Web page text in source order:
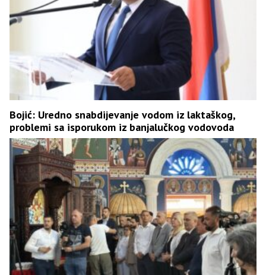
Bojić: Uredno snabdijevanje vodom iz laktaškog,
problemi sa isporukom iz banjalučkog vodovoda